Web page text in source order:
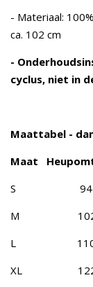
- Materiaal:
ca. 102 cm
-
cyclus, niet in
Maattabel -
Maat
S 94
M
L
XL